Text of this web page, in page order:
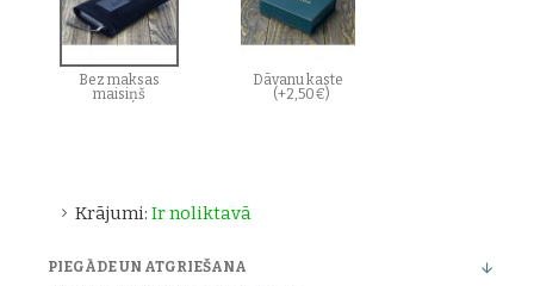
Krājumi: Ir noliktavā
Bez maksas
maisiņš
Dāvanu kaste
(+2,50€)
PIEGĀDE UN ATGRIEŠANA